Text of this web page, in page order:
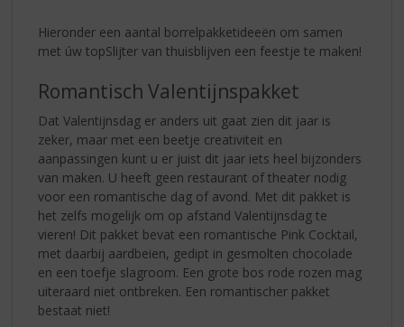
Hieronder een aantal borrelpakketideeën om samen
met úw topSlijter van thuisblijven een feestje te maken!
Romantisch Valentijnspakket
Dat Valentijnsdag er anders uit gaat zien dit jaar is
zeker, maar met een beetje creativiteit en
aanpassingen kunt u er juist dit jaar iets heel bijzonders
van maken. U heeft geen restaurant of theater nodig
voor een romantische dag of avond. Met dit pakket is
het zelfs mogelijk om op afstand Valentijnsdag te
vieren! Dit pakket bevat een romantische Pink Cocktail,
met daarbij aardbeien, gedipt in gesmolten chocolade
en een toefje slagroom. Een grote bos rode rozen mag
uiteraard niet ontbreken. Een romantischer pakket
bestaat niet!